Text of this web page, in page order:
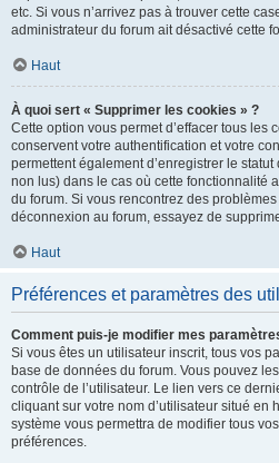
etc. Si vous n’arrivez pas à trouver cette
administrateur du forum ait désactivé cette
Haut
À quoi sert « Supprimer les cookies » ?
Cette option vous permet d’effacer tous les
conservent votre authentification et votre
permettent également d’enregistrer le statut
non lus) dans le cas où cette fonctionnalité
du forum. Si vous rencontrez des
déconnexion au forum, essayez de
Haut
Préférences et paramètres des
Comment puis-je modifier mes
Si vous êtes un utilisateur inscrit, tous vos
base de données du forum. Vous pouvez
contrôle de l’utilisateur. Le lien vers ce
cliquant sur votre nom d’utilisateur situé en
système vous permettra de modifier tous
préférences.